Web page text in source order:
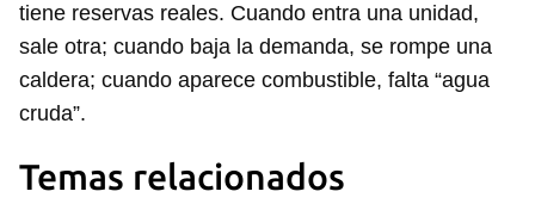
tiene reservas reales. Cuando entra una unidad,
sale otra; cuando baja la demanda, se rompe una
caldera; cuando aparece combustible, falta “agua
cruda”.
Temas relacionados